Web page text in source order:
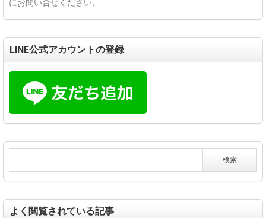
にお問い合せください。
LINE公式アカウントの登録
よく閲覧されている記事